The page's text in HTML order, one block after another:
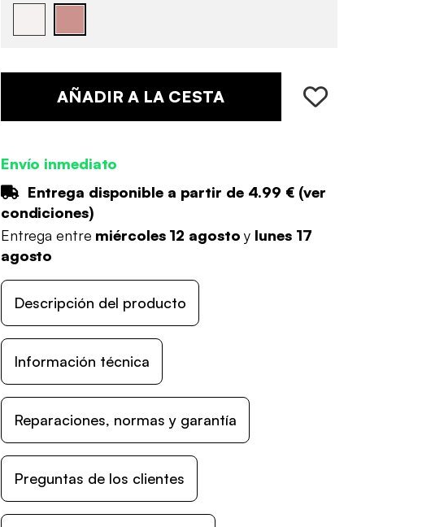
AÑADIR A LA CESTA
Envío inmediato
Entrega disponible a partir de 4.99 € (ver
condiciones)
Entrega entre miércoles 12 agostoy lunes 17
agosto
Descripción del producto
Información técnica
Reparaciones, normas y garantía
Preguntas de los clientes